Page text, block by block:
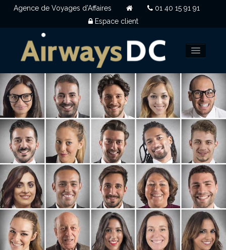
Agence de Voyages d’Affaires
01 40 15 91 91
Espace client
NOUS CHOISIR
CLIENTS
QUI SOMMES NOUS
OUVERTURE DE COMPTE
NOUS CONTACTER